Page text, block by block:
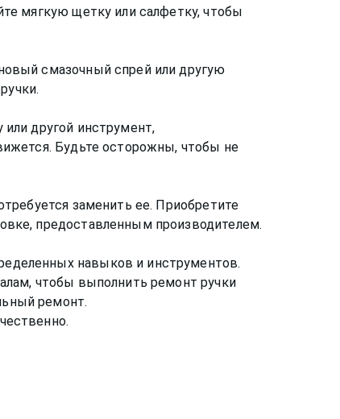
мягкую щетку или салфетку, чтобы
смазочный спрей или другую
или другой инструмент,
Будьте осторожны, чтобы не
заменить ее. Приобретите
предоставленным производителем.
навыков и инструментов.
чтобы выполнить ремонт ручки
ремонт.